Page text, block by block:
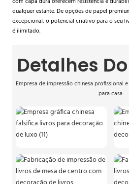
qualquer estante. De opções de papel
excepcional, o potencial criativo para o seu
é ilimitado.
Detalhes
Empresa de impressão chinesa profissional
para casa